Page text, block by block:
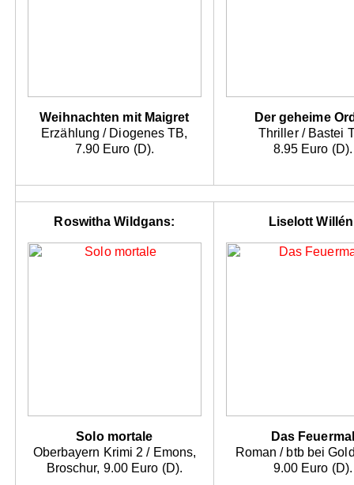
Weihnachten mit Maigret
Erzählung / Diogenes TB,
7.90 Euro (D).
Der geheime
Thriller / Bastei
8.95 Euro (D).
Roswitha Wildgans:
Solo mortale
Oberbayern Krimi 2 / Emons,
Broschur, 9.00 Euro (D).
Liselott
Das Feuermal
Roman / btb bei
9.00 Euro (D).